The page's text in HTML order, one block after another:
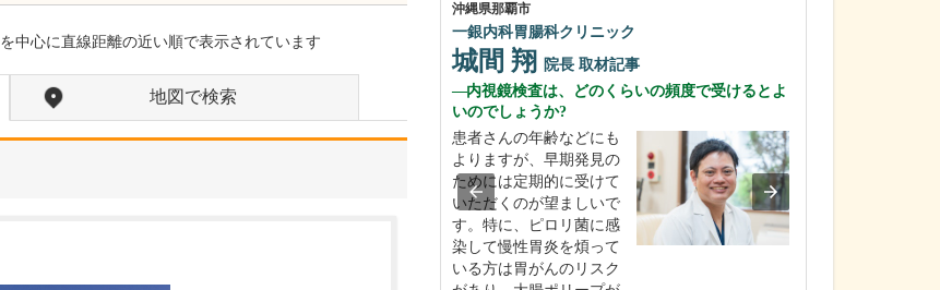
を中心に直線距離の近い順で表示されています
地図で検索
沖縄県那覇市
一銀内科胃腸科クリニック
城間 翔 院長 取材記事
内視鏡検査は、どのくらいの頻度で受けるとよ
いのでしょうか?
患者さんの年齢などにも
よりますが、早期発見の
ためには定期的に受けて
いただくのが望ましいで
す。特に、ピロリ菌に感
染して慢性胃炎を煩って
いる方は胃がんのリスク
佐賀県佐賀市
力武クリニック
力武先生が力を入れている診療はありますか?
私の専門である胃と大腸
の内視鏡検査です。内視